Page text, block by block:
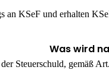
KSeF und erhalten
Was wird
Steuerschuld, gemäß